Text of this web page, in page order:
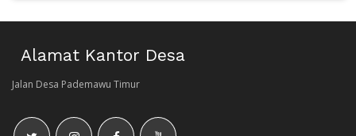
Alamat Kantor Desa
Jalan Desa Pademawu Timur